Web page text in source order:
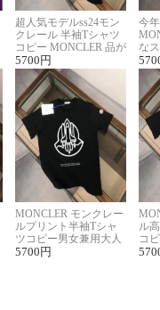
超人気モデルss24モン
クレール 半袖Tシャツ
コピー MONCLER 品が
良く見た目
5700 円
今
な
ル
MONCLER モンクレー
ルプリント半袖Tシャ
ツコピー男女兼用大人
可愛い春夏コーデ
5700 円
ル
コ
ィ